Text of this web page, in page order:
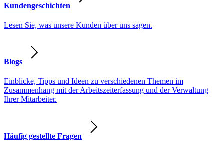
Kundengeschichten
Lesen Sie, was unsere Kunden über uns sagen.
Blogs
Einblicke, Tipps und Ideen zu verschiedenen Themen im
Zusammenhang mit der Arbeitszeiterfassung und der Verwaltung
Ihrer Mitarbeiter.
Häufig gestellte Fragen